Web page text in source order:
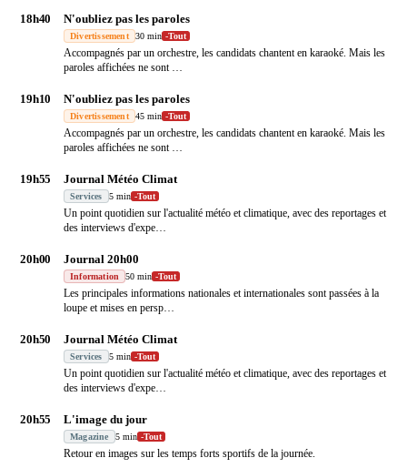
18h40 N'oubliez pas les paroles
Divertissement 30 min -Tout
Accompagnés par un orchestre, les candidats chantent en karaoké. Mais les
paroles affichées ne sont …
19h10 N'oubliez pas les paroles
Divertissement 45 min -Tout
Accompagnés par un orchestre, les candidats chantent en karaoké. Mais les
paroles affichées ne sont …
19h55 Journal Météo Climat
Services 5 min -Tout
Un point quotidien sur l'actualité météo et climatique, avec des reportages et
des interviews d'expe…
20h00 Journal 20h00
Information 50 min -Tout
Les principales informations nationales et internationales sont passées à la
loupe et mises en persp…
20h50 Journal Météo Climat
Services 5 min -Tout
Un point quotidien sur l'actualité météo et climatique, avec des reportages et
des interviews d'expe…
20h55 L'image du jour
Magazine 5 min -Tout
Retour en images sur les temps forts sportifs de la journée.